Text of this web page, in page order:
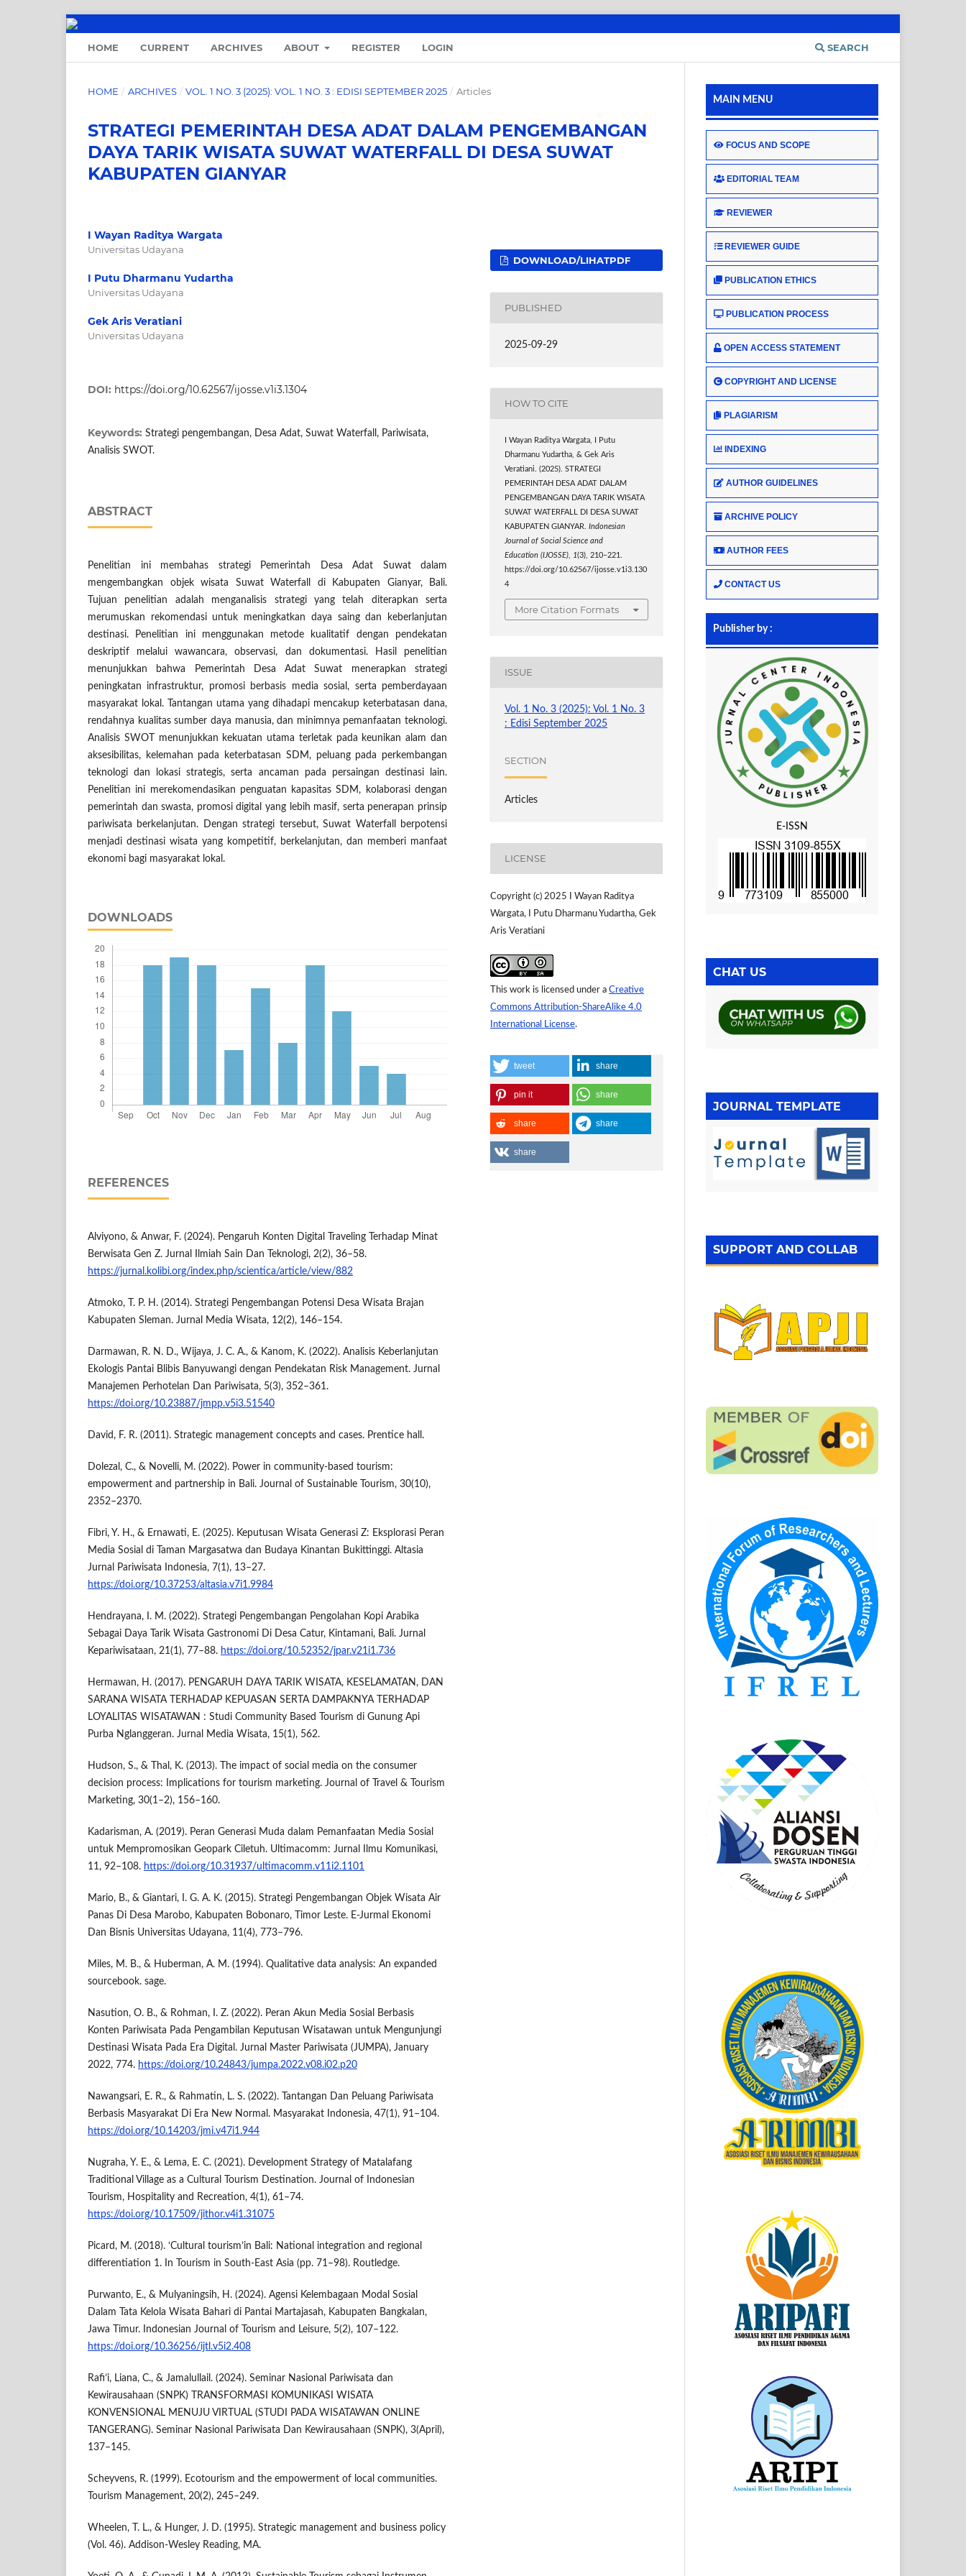
HOME CURRENT ARCHIVES ABOUT REGISTER LOGIN SEARCH
HOME / ARCHIVES / VOL. 1 NO. 3 (2025): VOL. 1 NO. 3 : EDISI SEPTEMBER 2025 / Articles
STRATEGI PEMERINTAH DESA ADAT DALAM PENGEMBANGAN
DAYA TARIK WISATA SUWAT WATERFALL DI DESA SUWAT
KABUPATEN GIANYAR
I Wayan Raditya Wargata
Universitas Udayana
I Putu Dharmanu Yudartha
Universitas Udayana
Gek Aris Veratiani
Universitas Udayana
DOI: https://doi.org/10.62567/ijosse.v1i3.1304
Keywords: Strategi pengembangan, Desa Adat, Suwat Waterfall, Pariwisata,
Analisis SWOT.
ABSTRACT
Penelitian ini membahas strategi Pemerintah Desa Adat Suwat dalam
mengembangkan objek wisata Suwat Waterfall di Kabupaten Gianyar, Bali.
Tujuan penelitian adalah menganalisis strategi yang telah diterapkan serta
merumuskan rekomendasi untuk meningkatkan daya saing dan keberlanjutan
destinasi. Penelitian ini menggunakan metode kualitatif dengan pendekatan
deskriptif melalui wawancara, observasi, dan dokumentasi. Hasil penelitian
menunjukkan bahwa Pemerintah Desa Adat Suwat menerapkan strategi
peningkatan infrastruktur, promosi berbasis media sosial, serta pemberdayaan
masyarakat lokal. Tantangan utama yang dihadapi mencakup keterbatasan dana,
rendahnya kualitas sumber daya manusia, dan minimnya pemanfaatan teknologi.
Analisis SWOT menunjukkan kekuatan utama terletak pada keunikan alam dan
aksesibilitas, kelemahan pada keterbatasan SDM, peluang pada perkembangan
teknologi dan lokasi strategis, serta ancaman pada persaingan destinasi lain.
Penelitian ini merekomendasikan penguatan kapasitas SDM, kolaborasi dengan
pemerintah dan swasta, promosi digital yang lebih masif, serta penerapan prinsip
pariwisata berkelanjutan. Dengan strategi tersebut, Suwat Waterfall berpotensi
menjadi destinasi wisata yang kompetitif, berkelanjutan, dan memberi manfaat
ekonomi bagi masyarakat lokal.
DOWNLOADS
REFERENCES
Alviyono, & Anwar, F. (2024). Pengaruh Konten Digital Traveling Terhadap Minat
Berwisata Gen Z. Jurnal Ilmiah Sain Dan Teknologi, 2(2), 36–58.
https://jurnal.kolibi.org/index.php/scientica/article/view/882
Atmoko, T. P. H. (2014). Strategi Pengembangan Potensi Desa Wisata Brajan
Kabupaten Sleman. Jurnal Media Wisata, 12(2), 146–154.
Darmawan, R. N. D., Wijaya, J. C. A., & Kanom, K. (2022). Analisis Keberlanjutan
Ekologis Pantai Blibis Banyuwangi dengan Pendekatan Risk Management. Jurnal
Manajemen Perhotelan Dan Pariwisata, 5(3), 352–361.
https://doi.org/10.23887/jmpp.v5i3.51540
David, F. R. (2011). Strategic management concepts and cases. Prentice hall.
Dolezal, C., & Novelli, M. (2022). Power in community-based tourism:
empowerment and partnership in Bali. Journal of Sustainable Tourism, 30(10),
2352–2370.
Fibri, Y. H., & Ernawati, E. (2025). Keputusan Wisata Generasi Z: Eksplorasi Peran
Media Sosial di Taman Margasatwa dan Budaya Kinantan Bukittinggi. Altasia
Jurnal Pariwisata Indonesia, 7(1), 13–27.
https://doi.org/10.37253/altasia.v7i1.9984
Hendrayana, I. M. (2022). Strategi Pengembangan Pengolahan Kopi Arabika
Sebagai Daya Tarik Wisata Gastronomi Di Desa Catur, Kintamani, Bali. Jurnal
Kepariwisataan, 21(1), 77–88. https://doi.org/10.52352/jpar.v21i1.736
Hermawan, H. (2017). PENGARUH DAYA TARIK WISATA, KESELAMATAN, DAN
SARANA WISATA TERHADAP KEPUASAN SERTA DAMPAKNYA TERHADAP
LOYALITAS WISATAWAN : Studi Community Based Tourism di Gunung Api
Purba Nglanggeran. Jurnal Media Wisata, 15(1), 562.
Hudson, S., & Thal, K. (2013). The impact of social media on the consumer
decision process: Implications for tourism marketing. Journal of Travel & Tourism
Marketing, 30(1–2), 156–160.
Kadarisman, A. (2019). Peran Generasi Muda dalam Pemanfaatan Media Sosial
untuk Mempromosikan Geopark Ciletuh. Ultimacomm: Jurnal Ilmu Komunikasi,
11, 92–108. https://doi.org/10.31937/ultimacomm.v11i2.1101
Mario, B., & Giantari, I. G. A. K. (2015). Strategi Pengembangan Objek Wisata Air
Panas Di Desa Marobo, Kabupaten Bobonaro, Timor Leste. E-Jurmal Ekonomi
Dan Bisnis Universitas Udayana, 11(4), 773–796.
Miles, M. B., & Huberman, A. M. (1994). Qualitative data analysis: An expanded
sourcebook. sage.
Nasution, O. B., & Rohman, I. Z. (2022). Peran Akun Media Sosial Berbasis
Konten Pariwisata Pada Pengambilan Keputusan Wisatawan untuk Mengunjungi
Destinasi Wisata Pada Era Digital. Jurnal Master Pariwisata (JUMPA), January
2022, 774. https://doi.org/10.24843/jumpa.2022.v08.i02.p20
Nawangsari, E. R., & Rahmatin, L. S. (2022). Tantangan Dan Peluang Pariwisata
Berbasis Masyarakat Di Era New Normal. Masyarakat Indonesia, 47(1), 91–104.
https://doi.org/10.14203/jmi.v47i1.944
Nugraha, Y. E., & Lema, E. C. (2021). Development Strategy of Matalafang
Traditional Village as a Cultural Tourism Destination. Journal of Indonesian
Tourism, Hospitality and Recreation, 4(1), 61–74.
https://doi.org/10.17509/jithor.v4i1.31075
Picard, M. (2018). ‘Cultural tourism’in Bali: National integration and regional
differentiation 1. In Tourism in South-East Asia (pp. 71–98). Routledge.
Purwanto, E., & Mulyaningsih, H. (2024). Agensi Kelembagaan Modal Sosial
Dalam Tata Kelola Wisata Bahari di Pantai Martajasah, Kabupaten Bangkalan,
Jawa Timur. Indonesian Journal of Tourism and Leisure, 5(2), 107–122.
https://doi.org/10.36256/ijtl.v5i2.408
Rafi’i, Liana, C., & Jamalullail. (2024). Seminar Nasional Pariwisata dan
Kewirausahaan (SNPK) TRANSFORMASI KOMUNIKASI WISATA
KONVENSIONAL MENUJU VIRTUAL (STUDI PADA WISATAWAN ONLINE
TANGERANG). Seminar Nasional Pariwisata Dan Kewirausahaan (SNPK), 3(April),
137–145.
Scheyvens, R. (1999). Ecotourism and the empowerment of local communities.
Tourism Management, 20(2), 245–249.
Wheelen, T. L., & Hunger, J. D. (1995). Strategic management and business policy
(Vol. 46). Addison-Wesley Reading, MA.
DOWNLOAD/LIHATPDF
PUBLISHED
2025-09-29
HOW TO CITE
I Wayan Raditya Wargata, I Putu
Dharmanu Yudartha, & Gek Aris
Veratiani. (2025). STRATEGI
PEMERINTAH DESA ADAT DALAM
PENGEMBANGAN DAYA TARIK WISATA
SUWAT WATERFALL DI DESA SUWAT
KABUPATEN GIANYAR.Indonesian
Journal of Social Science and
Education (IJOSSE)
1(3), 210–221.
https://doi.org/10.62567/ijosse.v1i3.130
4
More Citation Formats
ISSUE
Vol. 1 No. 3 (2025): Vol. 1 No. 3
: Edisi September 2025
SECTION
Articles
LICENSE
Copyright (c) 2025 I Wayan Raditya
Wargata, I Putu Dharmanu Yudartha, Gek
Aris Veratiani
This work is licensed under a Creative
Commons Attribution-ShareAlike 4.0
International License.
tweet share
pin it share
share share
share
MAIN MENU
FOCUS AND SCOPE
EDITORIAL TEAM
REVIEWER
REVIEWER GUIDE
PUBLICATION ETHICS
PUBLICATION PROCESS
OPEN ACCESS STATEMENT
COPYRIGHT AND LICENSE
PLAGIARISM
INDEXING
AUTHOR GUIDELINES
ARCHIVE POLICY
AUTHOR FEES
CONTACT US
Publisher by :
E-ISSN
CHAT US
JOURNAL TEMPLATE
SUPPORT AND COLLAB